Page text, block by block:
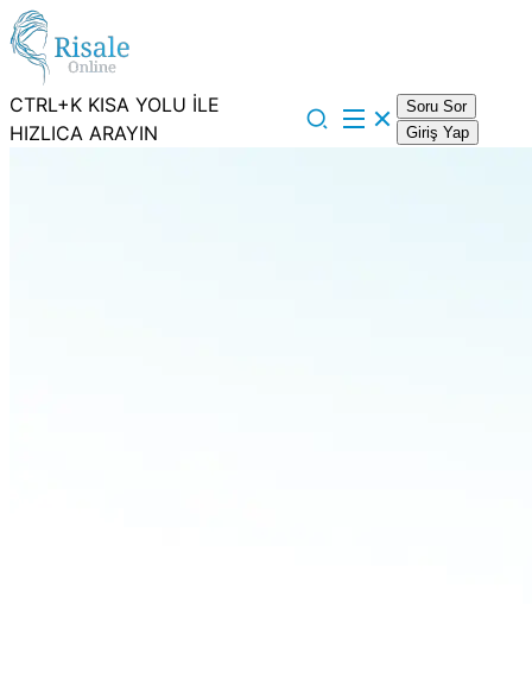
CTRL+K KISA YOLU İLE
HIZLICA ARAYIN
Soru Sor
Giriş Yap